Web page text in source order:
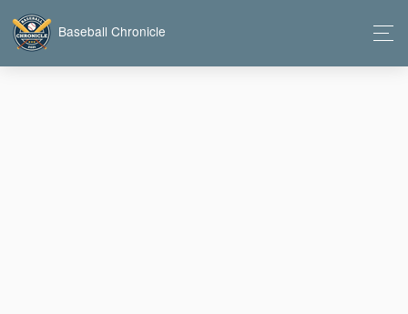
Baseball Chronicle